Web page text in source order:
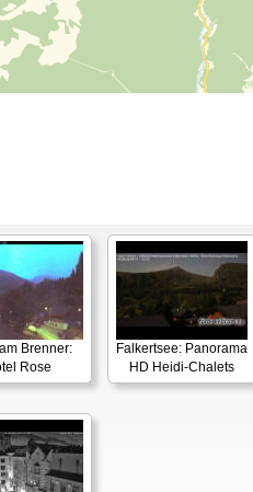
Brenner:
Rose
Falkertsee: Panorama
HD Heidi-Chalets